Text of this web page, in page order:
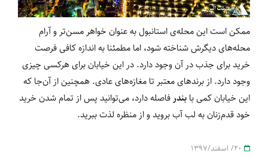
ممکن است این محله‌ی استانبول به عنوان خواهر مسن‌تر و آرام
محله‌های دیگرش شناخته شود، اما مطمئنا به اندازه کافی فرصت
خرید برای جذب در آن وجود دارد. در این خیابان برای هرکسی چیزی
وجود دارد. از برند‌های معتبر تا مغازه‌های عادی. همچنین از آن‌جا که
این خیابان کمی با بندر فاصله دارد، می‌توانید پس از تمام شدن خرید
خود قدم‌زنان به لب آب بروید و از منظره لذت ببرید.